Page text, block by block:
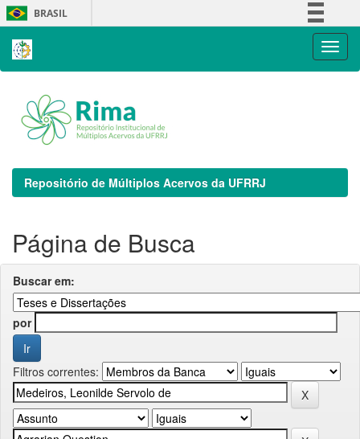
Skip
navigation
BRASIL
Repositório de Múltiplos Acervos da UFRRJ
Página de Busca
Buscar em:
por
Filtros correntes: